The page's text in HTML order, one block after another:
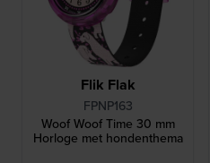
Flik Flak
FPNP163
Woof Woof Time 30 mm
Horloge met hondenthema